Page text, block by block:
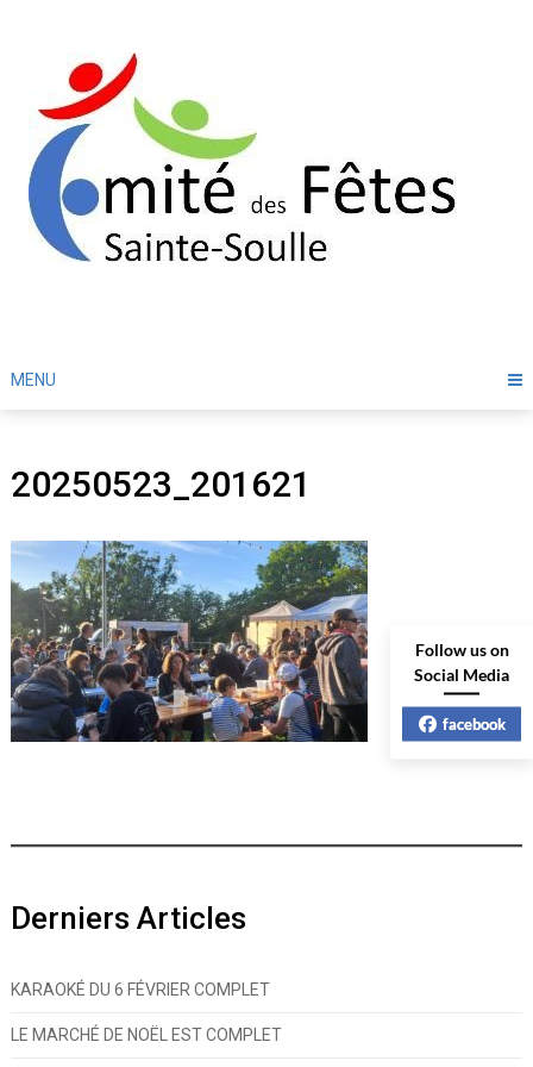
MENU
20250523_201621
Derniers Articles
KARAOKÉ DU 6 FÉVRIER COMPLET
LE MARCHÉ DE NOËL EST COMPLET
Follow us on
Social Media
facebook